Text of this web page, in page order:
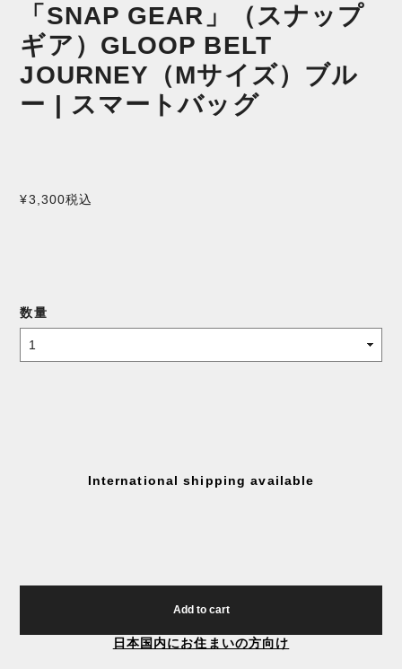
「SNAP GEAR」（スナップ
ギア）GLOOP BELT
JOURNEY（Mサイズ）ブル
ー | スマートバッグ
¥3,300税込
数量
International shipping available
Add to cart
日本国内にお住まいの方向け